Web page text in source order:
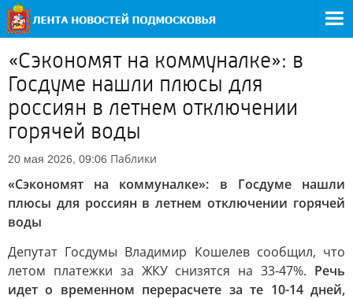
«Сэкономят на коммуналке»: в
Госдуме нашли плюсы для
россиян в летнем отключении
горячей воды
20 мая 2026, 09:06 Паблики
«Сэкономят на коммуналке»: в Госдуме нашли
плюсы для россиян в летнем отключении горячей
воды
Депутат Госдумы Владимир Кошелев сообщил, что
летом платежки за ЖКУ снизятся на 33-47%. Речь
идет о временном перерасчете за те 10-14 дней,